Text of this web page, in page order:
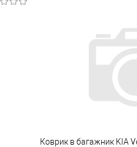
Купить в 1 клик
Коврик в багажник KIA